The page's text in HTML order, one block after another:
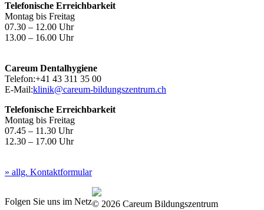
Telefonische Erreichbarkeit
Montag bis Freitag
07.30 – 12.00 Uhr
13.00 – 16.00 Uhr
Careum Dentalhygiene
Telefon:+41 43 311 35 00
E-Mail:klinik@careum-bildungszentrum.ch
Telefonische Erreichbarkeit
Montag bis Freitag
07.45 – 11.30 Uhr
12.30 – 17.00 Uhr
» allg. Kontaktformular
Folgen Sie uns im Netz© 2026 Careum Bildungszentrum